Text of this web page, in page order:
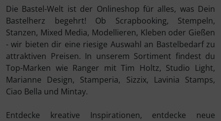
Die Bastel-Welt ist der Onlineshop für alles, was Dein
Bastelherz begehrt! Ob Scrapbooking, Stempeln,
Stanzen, Mixed Media, Modellieren, Kleben oder Gießen
- wir bieten dir eine riesige Auswahl an Bastelbedarf zu
attraktiven Preisen. In unserem Sortiment findest du
Top-Marken wie Ranger mit Tim Holtz, Studio Light,
Marianne Design, Stamperia, Sizzix, Lavinia Stamps,
Ciao Bella und Mintay.
Entdecke kreative Inspirationen, entdecke neue